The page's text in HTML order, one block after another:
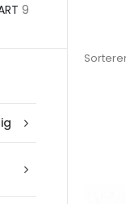
9